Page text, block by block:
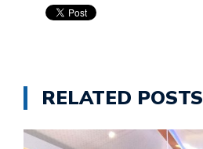
RELATED POSTS